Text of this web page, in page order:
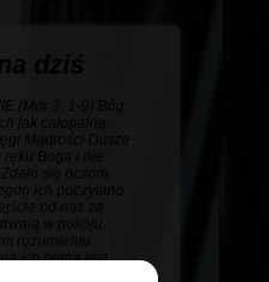
dziś
(Mdr 3, 1-9) Bóg
jak całopalną
Mądrości Dusze
Boga i nie
się oczom
ich poczytano
od nas za
w pokoju.
rozumieniu
ich pełna jest